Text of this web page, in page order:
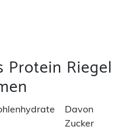
Protein Riegel
Davon
Zucker